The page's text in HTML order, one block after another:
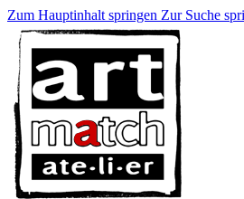
Zum Hauptinhalt springen Zur Suche